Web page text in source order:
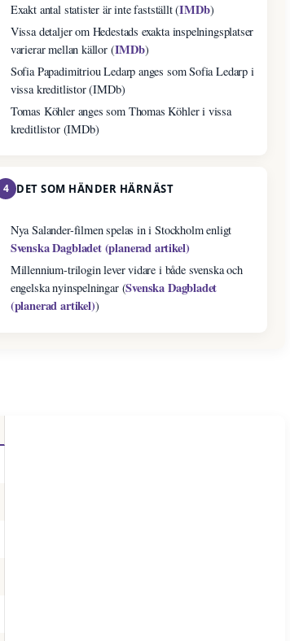
Exakt antal statister är inte fastställt (IMDb)
Vissa detaljer om Hedestads exakta inspelningsplatser
varierar mellan källor (IMDb)
Sofia Papadimitriou Ledarp anges som Sofia Ledarp i
vissa kreditlistor (IMDb)
Tomas Köhler anges som Thomas Köhler i vissa
kreditlistor (IMDb)
4 DET SOM HÄNDER HÄRNÄST
Nya Salander-filmen spelas in i Stockholm enligt
Svenska Dagbladet (planerad artikel)
Millennium-trilogin lever vidare i både svenska och
engelska nyinspelningar (Svenska Dagbladet
(planerad artikel))